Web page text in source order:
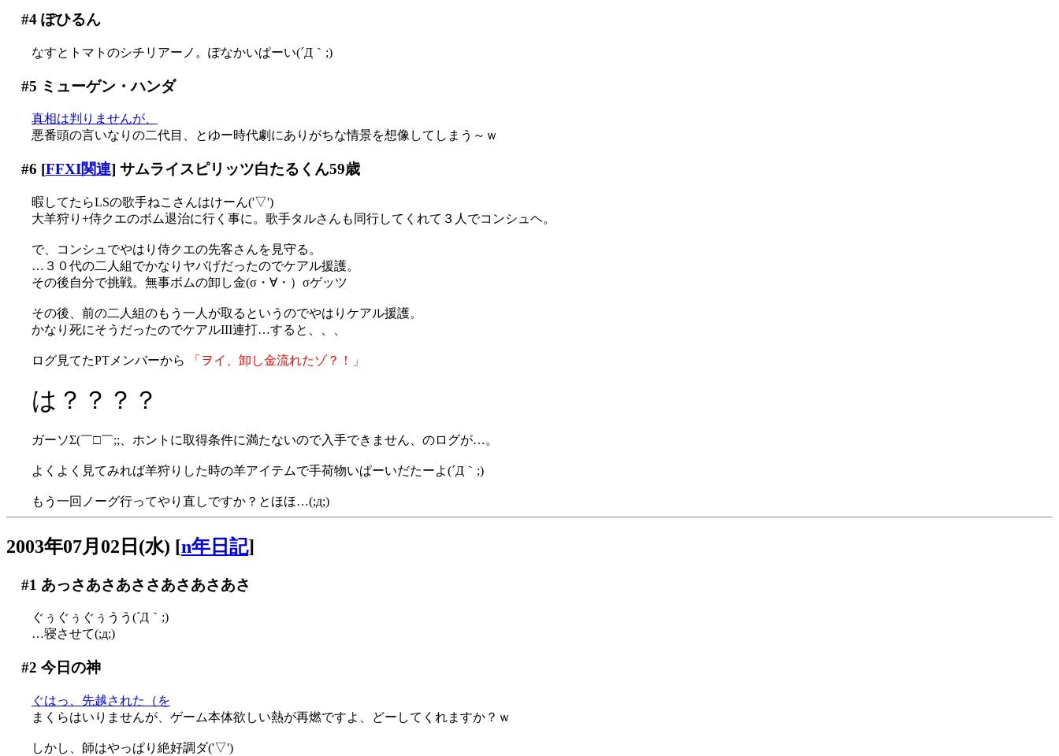
#4ぽひるん
なすとトマトのシチリアーノ。ぽなかいぱーい(´Д｀;)
#5 ミューゲン・ハンダ
真相は判りませんが、
悪番頭の言いなりの二代目、とゆー時代劇にありがちな情景を想像してしまう～ｗ
#6 [FFXI関連] サムライスピリッツ白たるくん59歳
暇してたらLSの歌手ねこさんはけーん('▽')
大羊狩り+侍クエのボム退治に行く事に。歌手タルさんも同行してくれて３人でコンシュヘ。
で、コンシュでやはり侍クエの先客さんを見守る。
…３０代の二人組でかなりヤバげだったのでケアル援護。
その後自分で挑戦。無事ボムの卸し金(σ・∀・）σゲッツ
その後、前の二人組のもう一人が取るというのでやはりケアル援護。
かなり死にそうだったのでケアルIII連打…すると、、、
ログ見てたPTメンバーから 「ヲイ、卸し金流れたゾ？！」
は？？？？
ガーソΣ(￣□￣;;、ホントに取得条件に満たないので入手できません、のログが…。
よくよく見てみれば羊狩りした時の羊アイテムで手荷物いぱーいだたーよ(´Д｀;)
もう一回ノーグ行ってやり直しですか？とほほ…(;д;)
2003年07月02日(水) [n年日記]
#1 あっさあさあささあさあさあさ
ぐぅぐぅぐぅうう(´Д｀;)
…寝させて(;д;)
#2 今日の神
ぐはっ、先越された（を
まくらはいりませんが、ゲーム本体欲しい熱が再燃ですよ、どーしてくれますか？ｗ
しかし、師はやっぱり絶好調ダ('▽')